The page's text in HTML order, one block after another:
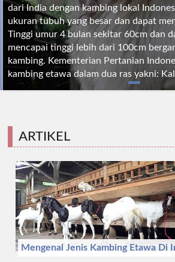
dari India dengan kambing lokal
ukuran tubuh yang besar dan dapat
Tinggi umur 4 bulan sekitar 60cm dan
mencapai tinggi lebih dari 100cm
kambing. Kementerian Pertanian
kambing etawa dalam dua ras yakni:
ARTIKEL
Mengenal Jenis Kambing Etawa Di